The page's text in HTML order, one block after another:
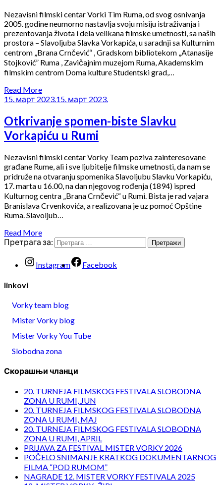
Nezavisni filmski centar Vorki Tim Ruma, od svog osnivanja
2005. godine neumorno nastavlja svoju misiju istraživanja i
prezentovanja života i dela velikana filmske umetnosti, sa naših
prostora – Slavoljuba Slavka Vorkapića, u saradnji sa Кulturnim
centrom „Brana Crnčević“ , Gradskom bibliotekom „Atanasije
Stojković” Ruma , Zavičajnim muzejom Ruma, Akademskim
filmskim centrom Doma kulture Studentski grad,…
Read More
15. март 2023. 15. март 2023.
Otkrivanje spomen-biste Slavku
Vorkapiću u Rumi
Nezavisni filmski centar Vorky Team poziva zainteresovane
građane Rume, ali i sve ljubitelje filmske umetnosti, da nam se
pridruže na otvaranju spomenika Slavoljubu Slavku Vorkapiću,
17. marta u 16.00, na dan njegovog rođenja (1894) ispred
Kulturnog centra „Brana Crnčević“ u Rumi. Bista je rad vajara
Branislava Crvenkovića, a realizovana je uz pomoć Opštine
Ruma. Slavoljub…
Read More
Претрага за:
Instagram Facebook
linkovi
Vorky team blog
Mister Vorky blog
Mister Vorky You Tube
Slobodna zona
Скорашњи чланци
20. TURNEJA FILMSKOG FESTIVALA SLOBODNA
ZONA U RUMI, JUN
20. TURNEJA FILMSKOG FESTIVALA SLOBODNA
ZONA U RUMI, MAJ
20. TURNEJA FILMSKOG FESTIVALA SLOBODNA
ZONA U RUMI, APRIL
PRIJAVA ZA FESTIVAL MISTER VORKY 2026
POČELO SNIMANJE KRATKOG DOKUMENTARNOG
FILMA “POD RUMOM”
NAGRADE 12. MISTER VORKY FESTIVALA 2025